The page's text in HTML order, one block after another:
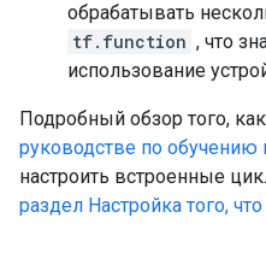
обрабатывать
tf.function , что
использование
Подробный обзор того,
руководстве по обучению
настроить встроенные
раздел Настройка того,